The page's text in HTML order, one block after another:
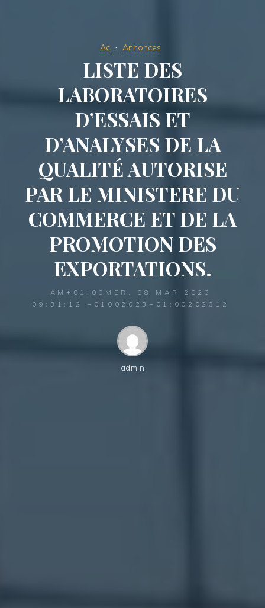
Ac Annonces
LISTE DES
LABORATOIRES
D’ESSAIS ET
D’ANALYSES DE LA
QUALITÉ AUTORISE
PAR LE MINISTERE DU
COMMERCE ET DE LA
PROMOTION DES
EXPORTATIONS.
AM+01:00MER, 08 MAR 2023
09:31:12 +01002023+01:00202312
admin